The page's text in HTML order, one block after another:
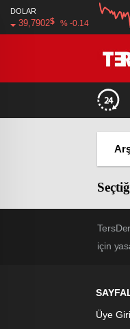
DOLAR
39,7902$ % -0.14
için
Üye